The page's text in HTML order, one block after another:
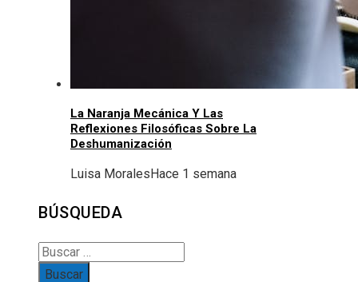
La Naranja Mecánica Y Las
Reflexiones Filosóficas Sobre La
Deshumanización
Luisa MoralesHace 1 semana
BÚSQUEDA
Buscar: